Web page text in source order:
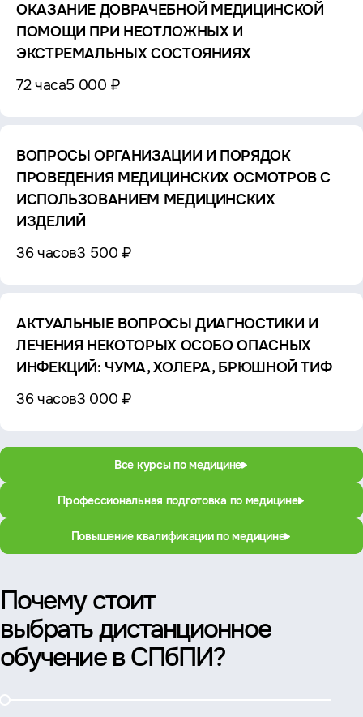
ОКАЗАНИЕ ДОВРАЧЕБНОЙ МЕДИЦИНСКОЙ
ПОМОЩИ ПРИ НЕОТЛОЖНЫХ И
ЭКСТРЕМАЛЬНЫХ СОСТОЯНИЯХ
72 часа5 000 ₽
ВОПРОСЫ ОРГАНИЗАЦИИ И ПОРЯДОК
ПРОВЕДЕНИЯ МЕДИЦИНСКИХ ОСМОТРОВ С
ИСПОЛЬЗОВАНИЕМ МЕДИЦИНСКИХ
ИЗДЕЛИЙ
36 часов3 500 ₽
АКТУАЛЬНЫЕ ВОПРОСЫ ДИАГНОСТИКИ И
ЛЕЧЕНИЯ НЕКОТОРЫХ ОСОБО ОПАСНЫХ
ИНФЕКЦИЙ: ЧУМА, ХОЛЕРА, БРЮШНОЙ ТИФ
36 часов3 000 ₽
Все курсы по медицине
Профессиональная подготовка по медицине
Повышение квалификации по медицине
Почему стоит
выбрать дистанционное
обучение в СПбПИ?